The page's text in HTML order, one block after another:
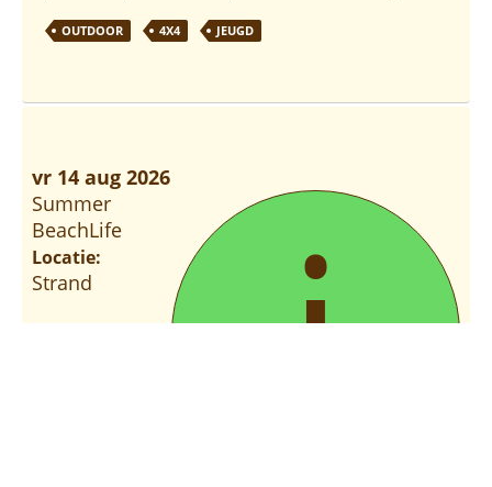
OUTDOOR 4X4 JEUGD
vr 14 aug 2026
i
Summer
BeachLife
Locatie:
Strand